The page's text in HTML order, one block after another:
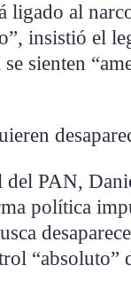
ligado al
insistió el
sienten
del PAN,
política
“absoluto”